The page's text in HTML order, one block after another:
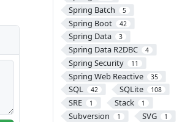
Spring Batch 5
Spring Boot 42
Spring Data 3
Spring Data R2DBC 4
Spring Security 11
Spring Web Reactive 35
SQL 42 SQLite 108
SRE 1 Stack 1
Subversion 1 SVG 1